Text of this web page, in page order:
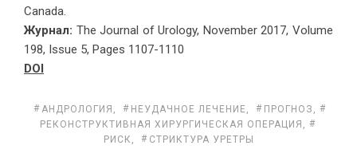
Canada.
Журнал: The Journal of Urology, November 2017, Volume
198, Issue 5, Pages 1107-1110
DOI
АНДРОЛОГИЯ , НЕУДАЧ­НОЕ ЛЕ­ЧЕ­НИЕ , ПРОГНОЗ ,
РЕ­КОН­СТРУК­ТИВ­НАЯ ХИ­РУР­ГИ­ЧЕ­СКАЯ ОПЕ­РА­ЦИЯ ,
РИСК , СТРИК­ТУ­РА УРЕТ­РЫ